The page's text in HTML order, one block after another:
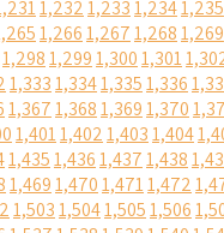
1,2321,2331,2341,235
1,2661,2671,2681,269
1,2981,2991,3001,301
1,3331,3341,3351,336
1,3671,3681,3691,370
1,4011,4021,4031,404
1,4351,4361,4371,438
1,4691,4701,4711,472
1,5031,5041,5051,506